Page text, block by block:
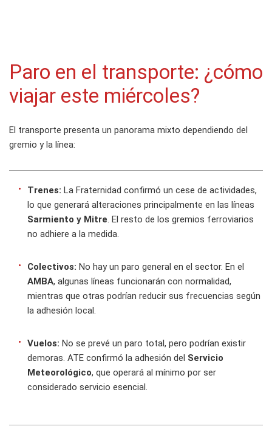
Paro en el transporte: ¿cómo
viajar este miércoles?
El transporte presenta un panorama mixto dependiendo del
gremio y la línea:
Trenes: La Fraternidad confirmó un cese de actividades,
lo que generará alteraciones principalmente en las líneas
Sarmiento y Mitre. El resto de los gremios ferroviarios
no adhiere a la medida.
Colectivos: No hay un paro general en el sector. En el
AMBA, algunas líneas funcionarán con normalidad,
mientras que otras podrían reducir sus frecuencias según
la adhesión local.
Vuelos: No se prevé un paro total, pero podrían existir
demoras. ATE confirmó la adhesión del Servicio
Meteorológico, que operará al mínimo por ser
considerado servicio esencial.